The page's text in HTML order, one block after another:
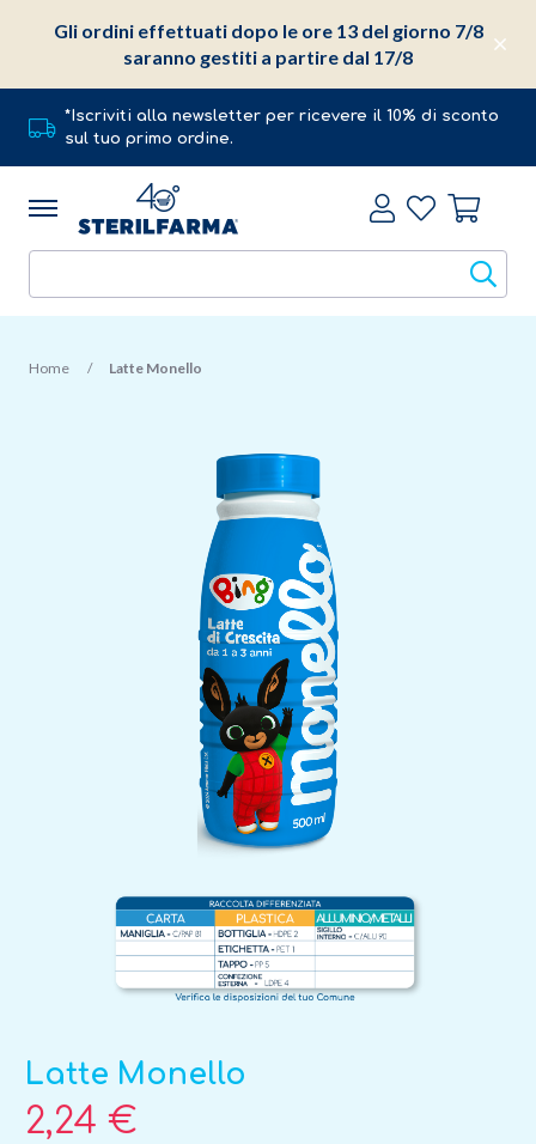
*Iscriviti alla newsletter per ricevere il 10% di sconto
sul tuo primo ordine.
Home Latte Monello
Latte Monello
2,24 €
Gli ordini effettuati dopo le ore 13 del giorno 7/8
saranno gestiti a partire dal 17/8